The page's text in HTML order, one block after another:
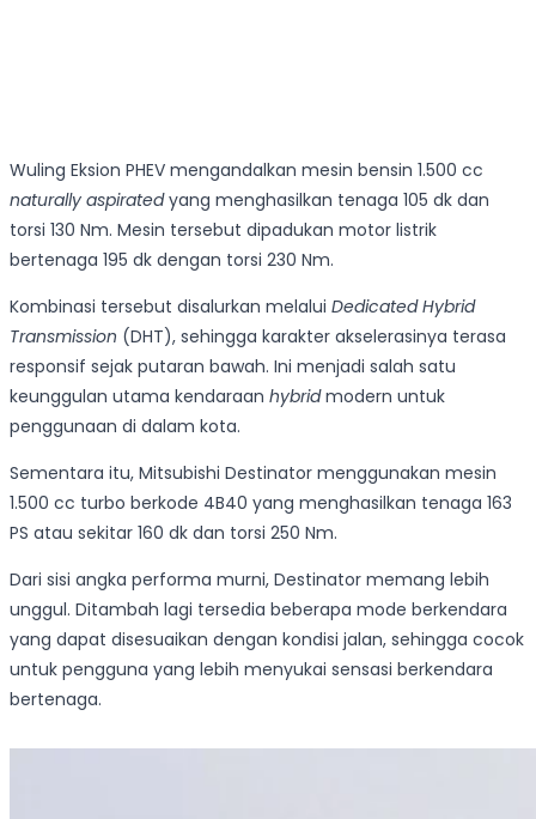
Wuling Eksion PHEV mengandalkan mesin bensin 1.500 cc
naturally aspiratedyang menghasilkan tenaga 105 dk dan
torsi 130 Nm. Mesin tersebut dipadukan motor listrik
bertenaga 195 dk dengan torsi 230 Nm.
Kombinasi tersebut disalurkan melalui Dedicated Hybrid
Transmission (DHT), sehingga karakter akselerasinya terasa
responsif sejak putaran bawah. Ini menjadi salah satu
keunggulan utama kendaraan hybridmodern untuk
penggunaan di dalam kota.
Sementara itu, Mitsubishi Destinator menggunakan mesin
1.500 cc turbo berkode 4B40 yang menghasilkan tenaga 163
PS atau sekitar 160 dk dan torsi 250 Nm.
Dari sisi angka performa murni, Destinator memang lebih
unggul. Ditambah lagi tersedia beberapa mode berkendara
yang dapat disesuaikan dengan kondisi jalan, sehingga cocok
untuk pengguna yang lebih menyukai sensasi berkendara
bertenaga.